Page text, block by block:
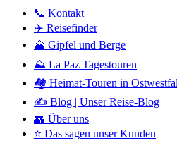
📞 Kontakt
✈️ Reisefinder
🗻 Gipfel und Berge
⛰️ La Paz Tagestouren
🏘️ Heimat-Touren in
✍️ Blog | Unser Reise-Blog
👥 Über uns
⭐ Das sagen unser Kunden